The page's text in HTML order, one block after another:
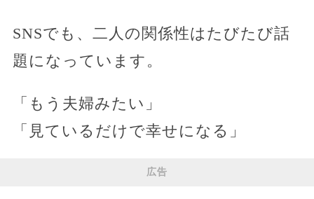
SNSでも、二人の関係性はたびたび話
題になっています。
「もう夫婦みたい」
「見ているだけで幸せになる」
広告